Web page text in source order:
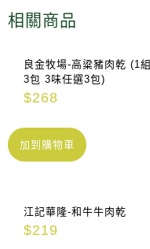
相關商品
良金牧場-高粱豬肉乾 (1組
3包 3味任選3包)
$268
加到購物車
江記華隆-和牛牛肉乾
$219